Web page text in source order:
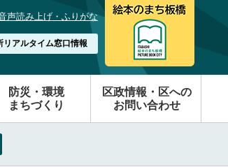
声読み上げ・ふりがな
リアルタイム窓口情報
防災・環境
まちづくり
区政情報・区への
お問い合わせ